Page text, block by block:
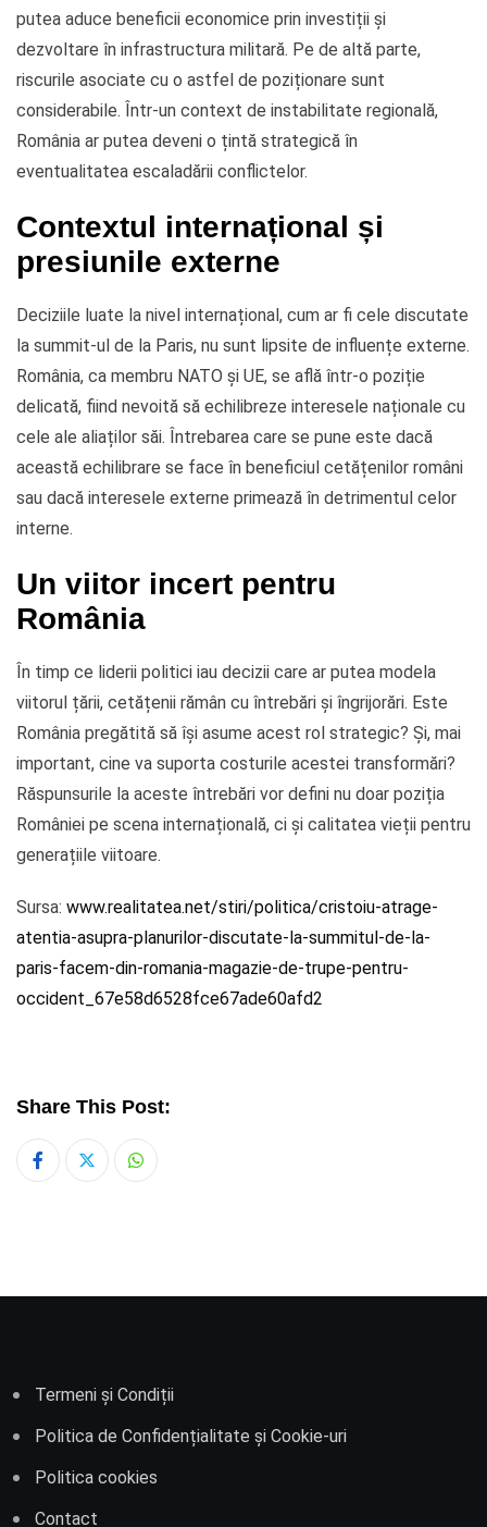
putea aduce beneficii economice prin investiții și
dezvoltare în infrastructura militară. Pe de altă parte,
riscurile asociate cu o astfel de poziționare sunt
considerabile. Într-un context de instabilitate regională,
România ar putea deveni o țintă strategică în
eventualitatea escaladării conflictelor.
Contextul internațional și
presiunile externe
Deciziile luate la nivel internațional, cum ar fi cele discutate
la summit-ul de la Paris, nu sunt lipsite de influențe externe.
România, ca membru NATO și UE, se află într-o poziție
delicată, fiind nevoită să echilibreze interesele naționale cu
cele ale aliaților săi. Întrebarea care se pune este dacă
această echilibrare se face în beneficiul cetățenilor români
sau dacă interesele externe primează în detrimentul celor
interne.
Un viitor incert pentru
România
În timp ce liderii politici iau decizii care ar putea modela
viitorul țării, cetățenii rămân cu întrebări și îngrijorări. Este
România pregătită să își asume acest rol strategic? Și, mai
important, cine va suporta costurile acestei transformări?
Răspunsurile la aceste întrebări vor defini nu doar poziția
României pe scena internațională, ci și calitatea vieții pentru
generațiile viitoare.
Sursa: www.realitatea.net/stiri/politica/cristoiu-atrage-
atentia-asupra-planurilor-discutate-la-summitul-de-la-
paris-facem-din-romania-magazie-de-trupe-pentru-
occident_67e58d6528fce67ade60afd2
Share This Post:
Whatsapp
Termeni și Condiții
Politica de Confidențialitate și Cookie-uri
Politica cookies
Contact